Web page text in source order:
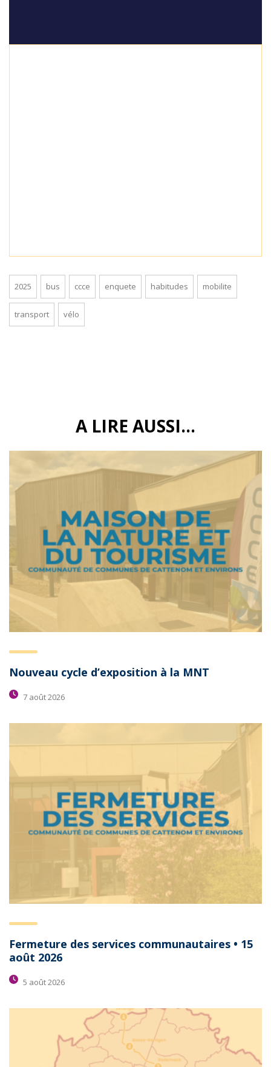
2025 bus ccce enquete habitudes mobilite
transport vélo
A LIRE AUSSI...
Nouveau cycle d’exposition à la MNT
7 août 2026
Fermeture des services communautaires • 15
août 2026
5 août 2026